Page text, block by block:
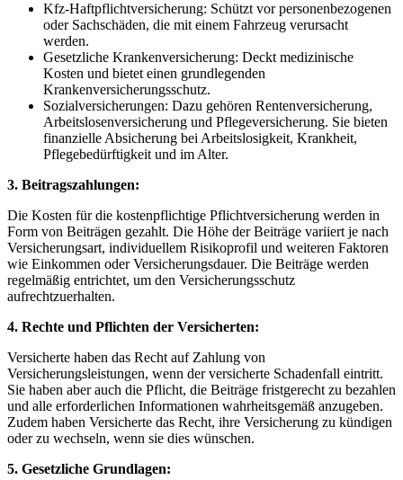
Kfz-Haftpflichtversicherung: Schützt vor personenbezogenen
⁢oder Sachschäden, die mit einem Fahrzeug verursacht
werden.
Gesetzliche⁤ Krankenversicherung: Deckt medizinische
Kosten und bietet einen grundlegenden
⁤Krankenversicherungsschutz.
Sozialversicherungen:​ Dazu gehören Rentenversicherung,
Arbeitslosenversicherung⁢ und Pflegeversicherung. Sie​ bieten ​
finanzielle Absicherung bei⁤ Arbeitslosigkeit, Krankheit,‌
Pflegebedürftigkeit und‌ im Alter.
3. Beitragszahlungen:
Die Kosten für die kostenpflichtige Pflichtversicherung ​werden in
Form von ⁤Beiträgen gezahlt. Die ‍Höhe ​der Beiträge variiert je nach
Versicherungsart, individuellem Risikoprofil und weiteren Faktoren
wie Einkommen ⁢oder Versicherungsdauer. Die Beiträge werden
⁣regelmäßig⁤ entrichtet, um den Versicherungsschutz
aufrechtzuerhalten.
4. Rechte und Pflichten der Versicherten:
Versicherte‌ haben das Recht auf Zahlung von
Versicherungsleistungen, wenn⁢ der versicherte⁤ Schadenfall ⁣eintritt.
Sie haben aber auch die ‌Pflicht, die⁤ Beiträge fristgerecht zu bezahlen
und alle erforderlichen Informationen wahrheitsgemäß anzugeben.
Zudem ‍haben Versicherte das Recht, ihre Versicherung zu⁣ kündigen
oder zu⁣ wechseln, wenn sie dies ‌wünschen.
5.‌ Gesetzliche Grundlagen: